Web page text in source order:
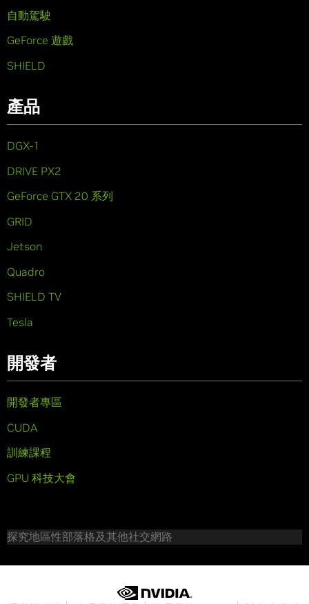
自動駕駛
GeForce 遊戲
SHIELD
產品
DGX-1
DRIVE PX2
GeForce GTX 20 系列
GRID
Jetson
Quadro
SHIELD TV
Tesla
開發者
開發者專區
CUDA
訓練課程
GPU 科技大會
探究地區性部落格及其他社交網路